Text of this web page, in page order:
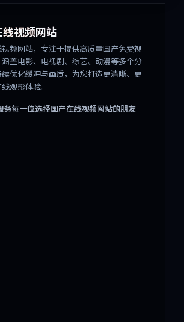
线视频网站
频网站，专注于提供高质量国产免费视
盖电影、电视剧、综艺、动漫等多个分
优化缓冲与画质，为您打造更清晰、更
观影体验。
务每一位选择国产在线视频网站的朋友